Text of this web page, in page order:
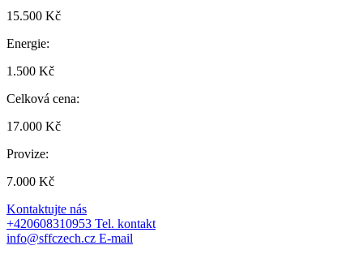
15.500 Kč
Energie:
1.500 Kč
Celková cena:
17.000 Kč
Provize:
7.000 Kč
Kontaktujte nás
+420608310953 Tel. kontakt
info@sffczech.cz E-mail